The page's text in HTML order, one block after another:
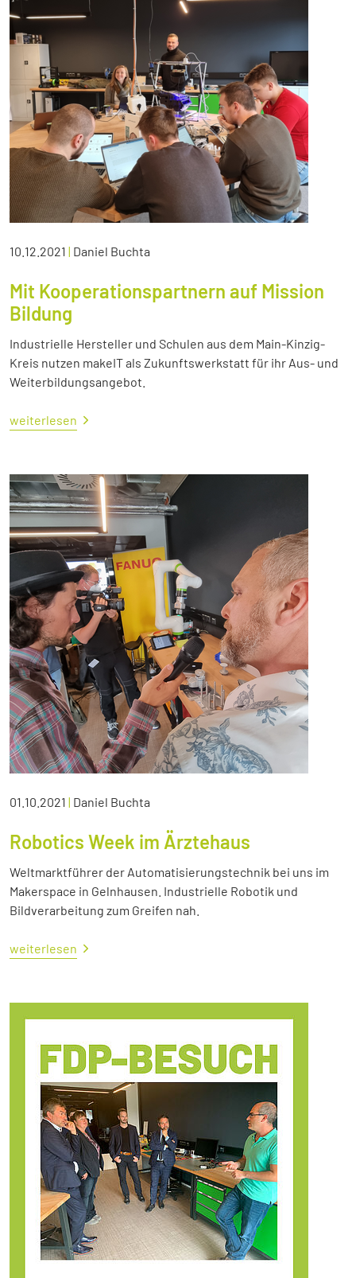
10.12.2021 | Daniel Buchta
Mit Kooperationspartnern auf Mission
Bildung
Industrielle Hersteller und Schulen aus dem Main-Kinzig-
Kreis nutzen makeIT als Zukunftswerkstatt für ihr Aus- und
Weiterbildungsangebot.
weiterlesen
01.10.2021 | Daniel Buchta
Robotics Week im Ärztehaus
Weltmarktführer der Automatisierungstechnik bei uns im
Makerspace in Gelnhausen. Industrielle Robotik und
Bildverarbeitung zum Greifen nah.
weiterlesen